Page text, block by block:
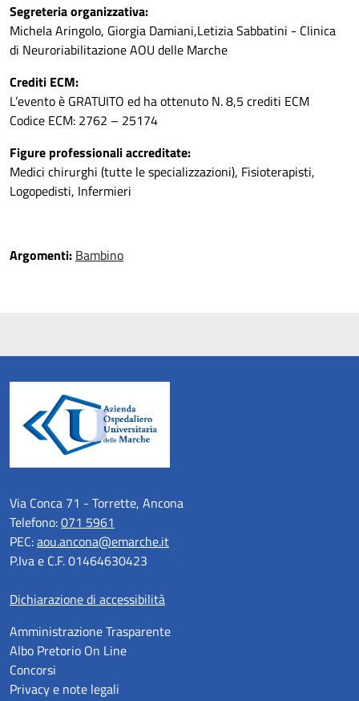
Segreteria organizzativa:
Michela Aringolo, Giorgia Damiani,Letizia Sabbatini - Clinica
di Neuroriabilitazione AOU delle Marche
Crediti ECM:
L’evento è GRATUITO ed ha ottenuto N. 8,5 crediti ECM
Codice ECM: 2762 – 25174
Figure professionali accreditate:
Medici chirurghi (tutte le specializzazioni), Fisioterapisti,
Logopedisti, Infermieri
Argomenti: Bambino
Via Conca 71 - Torrette, Ancona
Telefono:071 5961
PEC:aou.ancona@emarche.it
P.Iva e C.F. 01464630423
Dichiarazione di accessibilità
Amministrazione Trasparente
Albo Pretorio On Line
Concorsi
Privacy e note legali